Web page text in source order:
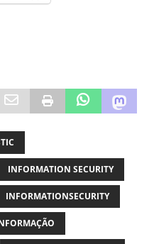
INFORMATION SECURITY
INFORMATIONSECURITY